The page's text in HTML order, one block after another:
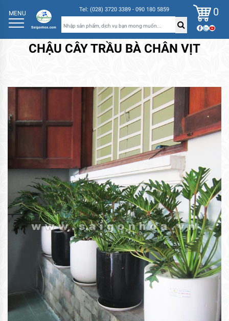
MENU Tel: (028) 3720 3389 - 090 180 5859 0
CHẬU CÂY TRẦU BÀ CHÂN VỊT